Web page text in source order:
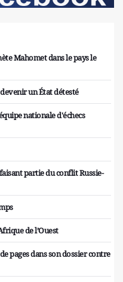
Mahomet dans le pays le
un État détesté
nationale d'échecs
partie du conflit Russie-
de l’Ouest
pages dans son dossier contre